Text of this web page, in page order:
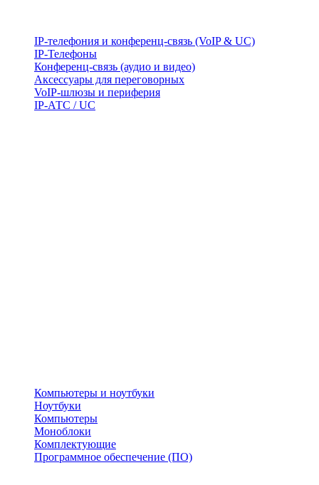
IP-телефония и конференц-связь (VoIP & UC)
IP-Телефоны
Конференц-связь (аудио и видео)
Аксессуары для переговорных
VoIP-шлюзы и периферия
IP-АТС / UC
Компьютеры и ноутбуки
Ноутбуки
Компьютеры
Моноблоки
Комплектующие
Программное обеспечение (ПО)